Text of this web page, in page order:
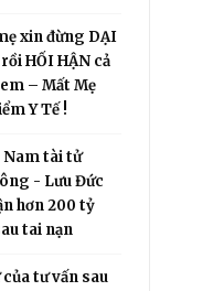
xin đừng DẠI
HỐI HẬN cả
– Mất Mẹ
Y Tế !
Nam tài tử
- Lưu Đức
hơn 200 tỷ
tai nạn
tư vấn sau